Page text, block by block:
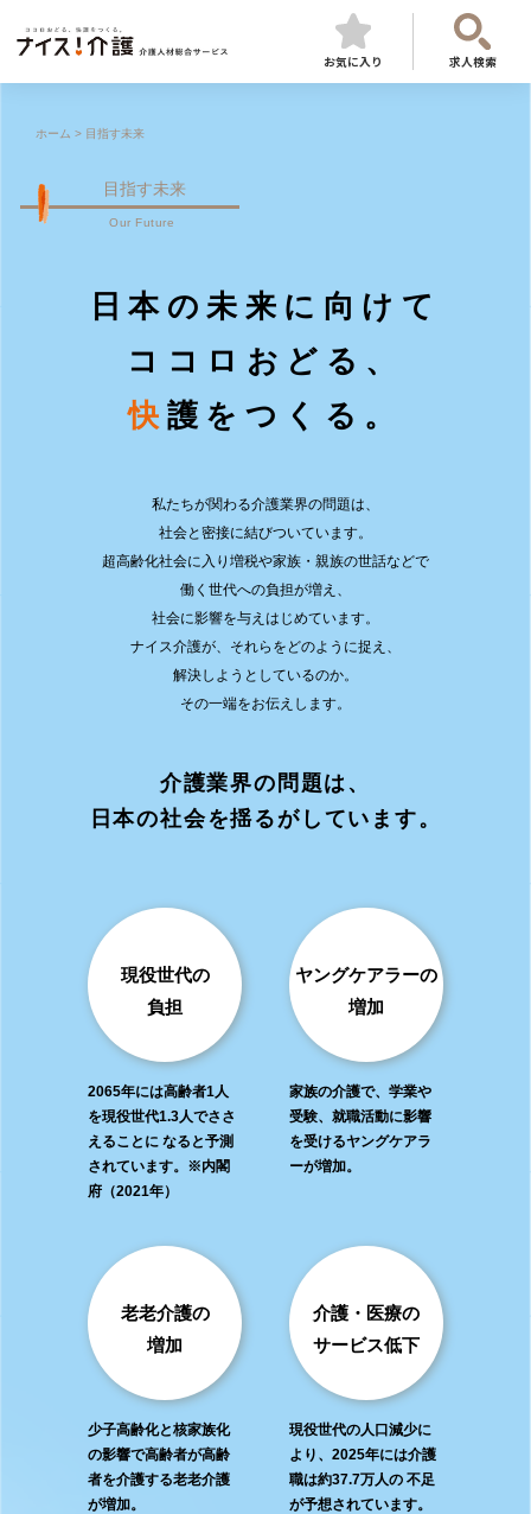
お気に入り 求人検索
ホーム > 目指す未来
目指す未来
Our Future
日本の未来に向けて
ココロおどる、
快 護をつくる。
私たちが関わる介護業界の問題は、
社会と密接に結びついています。
超高齢化社会に入り増税や家族・親族の世話などで
働く世代への負担が増え、
社会に影響を与えはじめています。
ナイス介護が、それらをどのように捉え、
解決しようとしているのか。
その一端をお伝えします。
介護業界の問題は、
日本の社会を揺るがしています。
現役世代の
負担
2065年には高齢者1人
を現役世代1.3人でささ
えることに なると予測
されています。 ※内閣
府（2021年）
ヤングケアラーの
増加
家族の介護で、 学業や
受験、 就職活動に影響
を受けるヤングケアラ
ーが増加。
老老介護の
増加
少子高齢化と核家族化
の影響で高齢者が高齢
者を介護する老老介護
が増加。
介護・医療の
サービス低下
現役世代の人口減少に
より、 2025年には介護
職は約37.7万人の 不足
が予想されています。